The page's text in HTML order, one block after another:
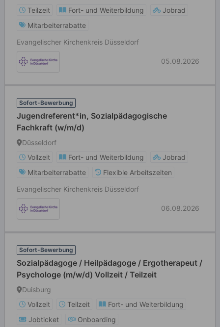
Teilzeit
Fort- und Weiterbildung
Jobrad
Mitarbeiterrabatte
Evangelischer Kirchenkreis Düsseldorf
05.08.2026
Sofort-Bewerbung
Jugendreferent*in, Sozialpädagogische
Fachkraft (w/m/d)
Düsseldorf
Vollzeit
Fort- und Weiterbildung
Jobrad
Mitarbeiterrabatte
Flexible Arbeitszeiten
Evangelischer Kirchenkreis Düsseldorf
06.08.2026
Sofort-Bewerbung
Sozialpädagoge / Heilpädagoge / Ergotherapeut /
Psychologe (m/w/d) Vollzeit / Teilzeit
Duisburg
Vollzeit
Teilzeit
Fort- und Weiterbildung
Jobticket
Onboarding